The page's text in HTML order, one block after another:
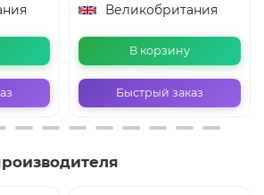
Великобритания
В корзину
Быстрый заказ